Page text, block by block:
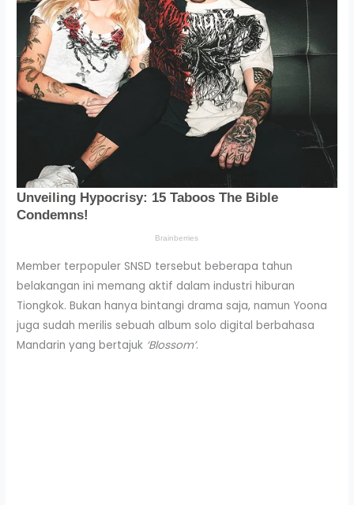
Member terpopuler SNSD tersebut beberapa tahun
belakangan ini memang aktif dalam industri hiburan
Tiongkok. Bukan hanya bintangi drama saja, namun Yoona
juga sudah merilis sebuah album solo digital berbahasa
Mandarin yang bertajuk ‘Blossom’.